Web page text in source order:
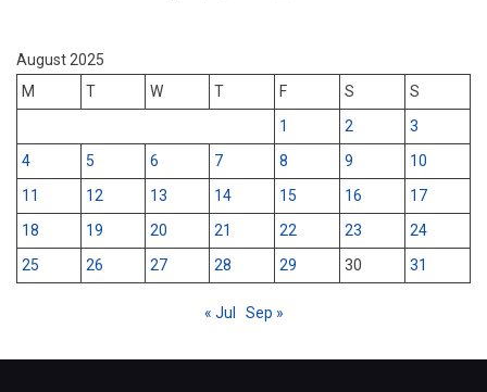
August 2025
M
T W T F S
S
1
2
3
4
5 6 7 8 9
10
11
12 13 14 15 16
17
18
19 20 21 22 23
24
25
26 27 28 29 30 31
« Jul Sep »